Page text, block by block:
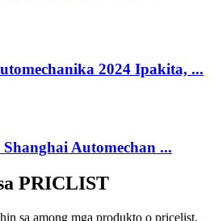
2024 Ipakita, ...
Automechan ...
PRICLIST
sa among mga produkto o pricelist,